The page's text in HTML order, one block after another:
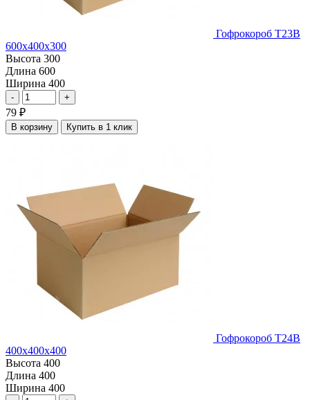
Гофрокороб Т23В
600х400х300
Высота 300
Длина 600
Ширина 400
- +
79 ₽
В корзину Купить в 1 клик
Гофрокороб Т24В
400х400х400
Высота 400
Длина 400
Ширина 400